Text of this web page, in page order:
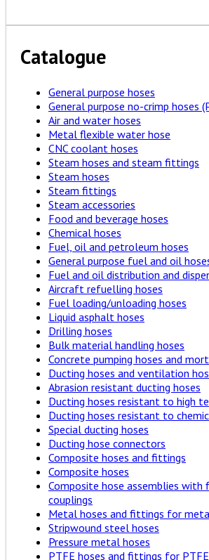
Catalogue
General purpose hoses
General purpose no-crimp hoses
Air and water hoses
Metal flexible water hose
CNC coolant hoses
Steam hoses and steam fittings
Steam hoses
Steam fittings
Steam accessories
Food and beverage hoses
Chemical hoses
Fuel, oil and petroleum hoses
General purpose fuel and oil
Fuel and oil distribution and
Aircraft refuelling hoses
Fuel loading/unloading hoses
Liquid asphalt hoses
Drilling hoses
Bulk material handling hoses
Concrete pumping hoses and
Ducting hoses and ventilation
Abrasion resistant ducting hoses
Ducting hoses resistant to high
Ducting hoses resistant to
Special ducting hoses
Ducting hose connectors
Composite hoses and fittings
Composite hoses
Composite hose assemblies with
couplings
Metal hoses and fittings for
Stripwound steel hoses
Pressure metal hoses
PTFE hoses and fittings for